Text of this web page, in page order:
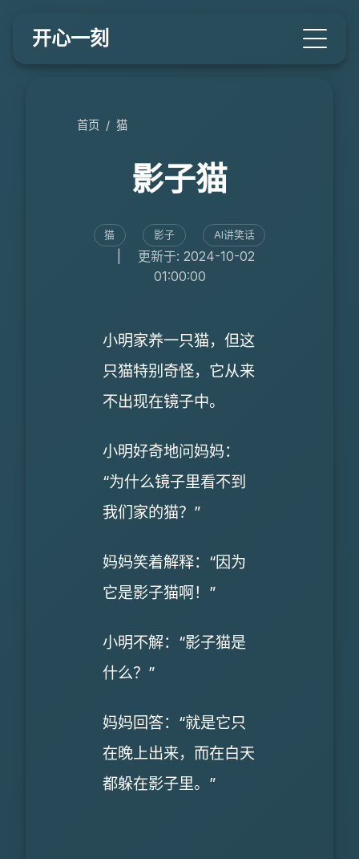
开心一刻
首页 / 猫
影子猫
猫 影子 AI讲笑话
更新于: 2024-10-02
01:00:00
小明家养一只猫，但这
只猫特别奇怪，它从来
不出现在镜子中。
小明好奇地问妈妈：
“为什么镜子里看不到
我们家的猫？”
妈妈笑着解释：“因为
它是影子猫啊！”
小明不解：“影子猫是
什么？”
妈妈回答：“就是它只
在晚上出来，而在白天
都躲在影子里。”